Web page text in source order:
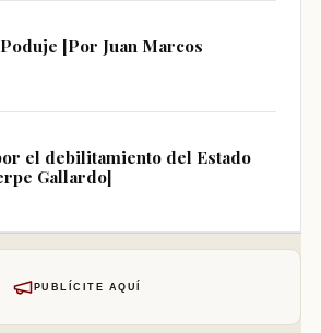
[Por Juan Marcos
el debilitamiento del Estado
Gallardo]
PUBLÍCITE AQUÍ